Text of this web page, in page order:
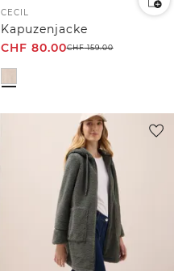
CECIL
Kapuzenjacke
CHF 80.00CHF159.00